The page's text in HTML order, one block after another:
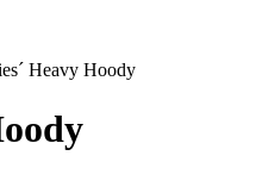
Heavy Hoody